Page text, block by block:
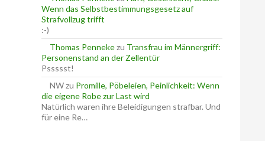
Wenn das Selbstbestimmungsgesetz auf
Strafvollzug trifft
:-)
Thomas Pennekezu Transfrau im Männergriff:
Personenstand an der Zellentür
Pssssst!
NWzu Promille, Pöbeleien, Peinlichkeit: Wenn
die eigene Robe zur Last wird
Natürlich waren ihre Beleidigungen strafbar. Und
für eine Re…